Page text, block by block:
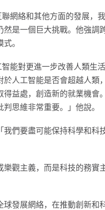
網絡和其他方面的發展
是一個巨大挑戰。他強
。
能對更進一步改善人類
人工智能是否會超越人
益處，創造新的就業機
思維非常重要。」他說。
們要盡可能保持科學和
觀主義，而是科技的務
發展網絡，在推動創新和